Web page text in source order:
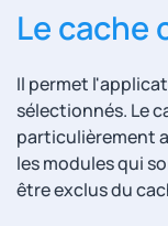
Le cache
Il permet
sélectionnés. Le
particulièrement
les modules qui
être exclus du